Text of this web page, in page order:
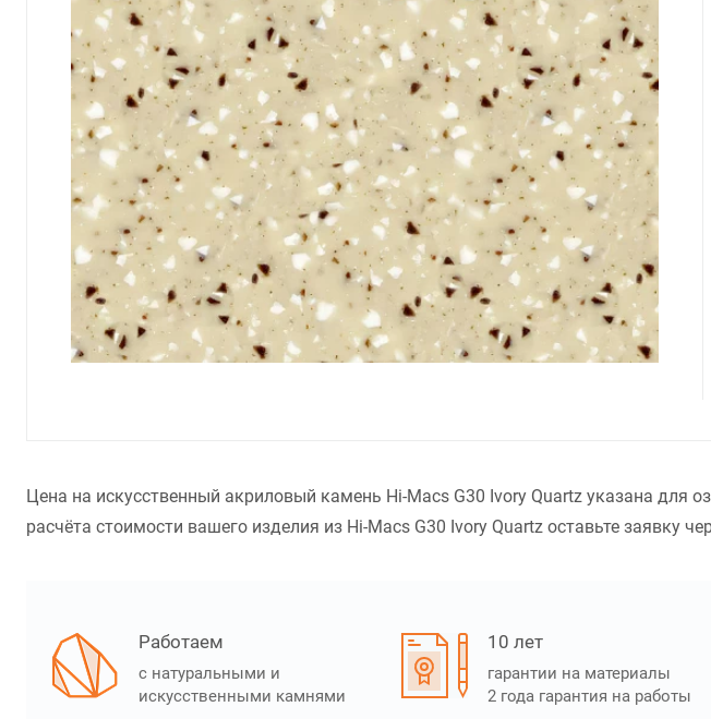
Цена на искусственный акриловый камень Hi-Macs G30 Ivory Quartz указана для
расчёта стоимости вашего изделия из Hi-Macs G30 Ivory Quartz оставьте заявку
Работаем
с натуральными и
искусственными камнями
10 лет
гарантии на материалы
2 года гарантия на работы